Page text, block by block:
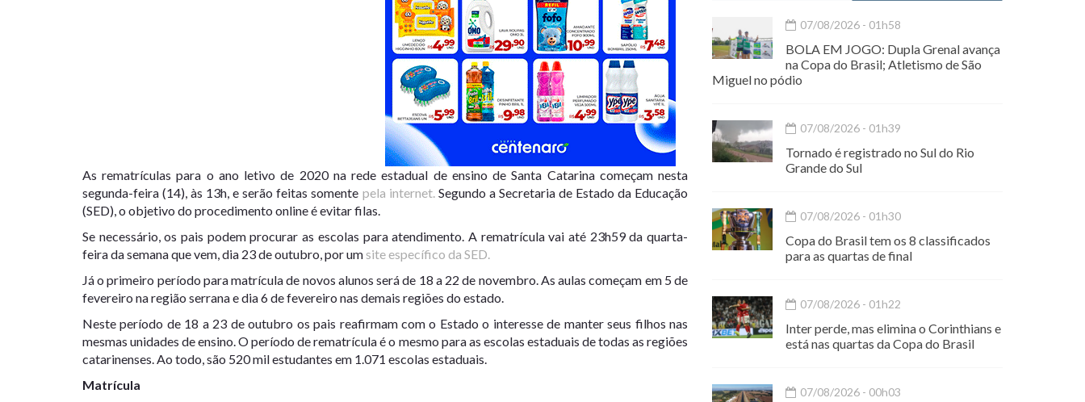
As rematrículas para o ano letivo de 2020 na rede estadual de ensino de Santa Catarina começam nesta
segunda-feira (14), às 13h, e serão feitas somente pela internet.Segundo a Secretaria de Estado da Educação
(SED), o objetivo do procedimento online é evitar filas.
Se necessário, os pais podem procurar as escolas para atendimento. A rematrícula vai até 23h59 da quarta-
feira da semana que vem, dia 23 de outubro, por um site específico da SED.
Já o primeiro período para matrícula de novos alunos será de 18 a 22 de novembro. As aulas começam em 5 de
fevereiro na região serrana e dia 6 de fevereiro nas demais regiões do estado.
Neste período de 18 a 23 de outubro os pais reafirmam com o Estado o interesse de manter seus filhos nas
mesmas unidades de ensino. O período de rematrícula é o mesmo para as escolas estaduais de todas as regiões
catarinenses. Ao todo, são 520 mil estudantes em 1.071 escolas estaduais.
Matrícula
07/08/2026 - 01h58
BOLA EM JOGO: Dupla Grenal avança
na Copa do Brasil; Atletismo de São
Miguel no pódio
07/08/2026 - 01h39
Tornado é registrado no Sul do Rio
Grande do Sul
07/08/2026 - 01h30
Copa do Brasil tem os 8 classificados
para as quartas de final
07/08/2026 - 01h22
Inter perde, mas elimina o Corinthians e
está nas quartas da Copa do Brasil
07/08/2026 - 00h03